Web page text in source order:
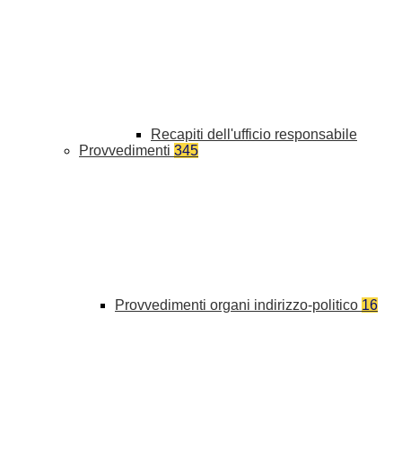
Recapiti dell'ufficio responsabile
Provvedimenti 345
Provvedimenti organi indirizzo-politico 16